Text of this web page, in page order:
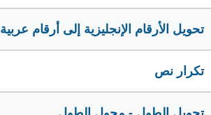
تحويل الأرقام الإنجليزية إلى أرقام عربية
تكرار نص